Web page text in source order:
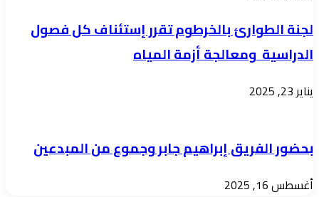
لجنة الطوارئ بالخرطوم تقرر إستئناف كل فصول
الدراسية ومعالجة أزمة المياه
يناير 23, 2025
بحضور الفريق إبراهيم جابر وجموع من المبدعين
أغسطس 16, 2025